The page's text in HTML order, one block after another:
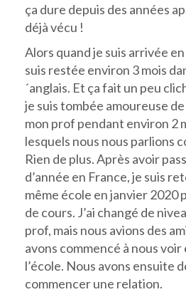
ça dure depuis des années
déjà vécu !
Alors quand je suis arrivée
suis restée environ 3 mois
´anglais. Et ça fait un peu
je suis tombée amoureuse
mon prof pendant environ 2
lesquels nous nous parlions
Rien de plus. Après avoir
d’année en France, je suis
même école en janvier 2020
de cours. J’ai changé de
prof, mais nous avions des
avons commencé à nous voir
l’école. Nous avons ensuite
commencer une relation.